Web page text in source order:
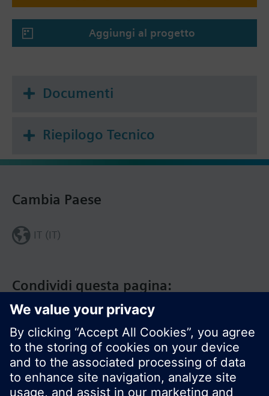
Aggiungi al progetto
Documenti
Riepilogo Tecnico
Condividi questa pagina:
Cambia Paese
IT (IT)